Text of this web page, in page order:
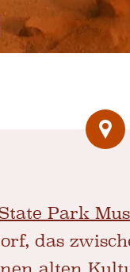
Park
das